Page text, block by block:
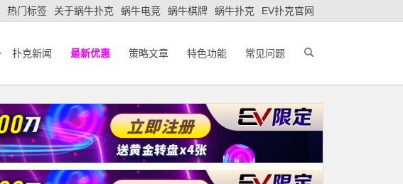
热门标签 关于蜗牛扑克 蜗牛电竞 蜗牛棋牌 蜗牛扑克 EV扑克官网
扑克新闻 最新优惠 策略文章 特色功能 常见问题